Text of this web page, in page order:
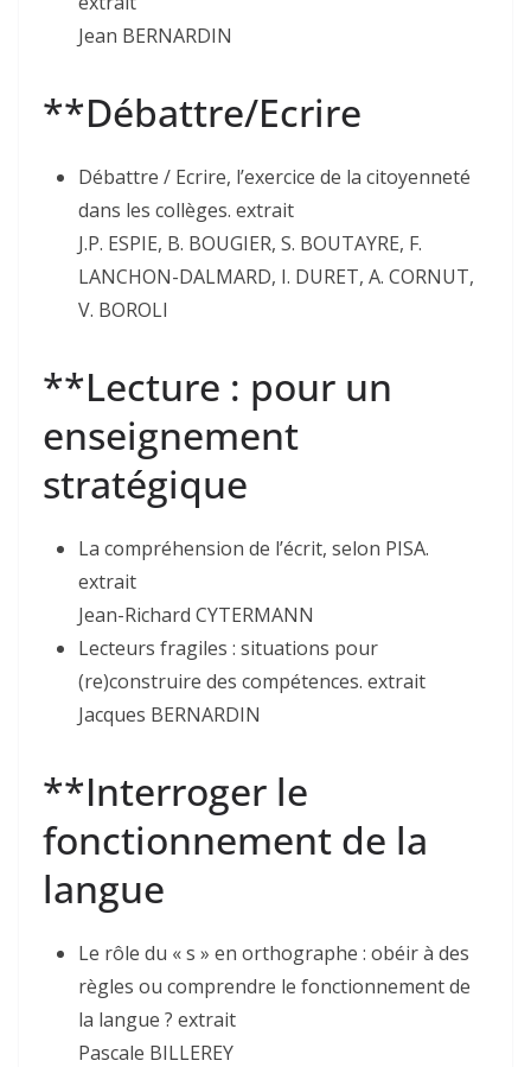
Jean BERNARDIN
**Débattre/Ecrire
Débattre / Ecrire, l’exercice de la citoyenneté
dans les collèges. extrait
J.P. ESPIE, B. BOUGIER, S. BOUTAYRE, F.
LANCHON-DALMARD, I. DURET, A. CORNUT,
V. BOROLI
**Lecture : pour un
enseignement
stratégique
La compréhension de l’écrit, selon PISA.
extrait
Jean-Richard CYTERMANN
Lecteurs fragiles : situations pour
(re)construire des compétences. extrait
Jacques BERNARDIN
**Interroger le
fonctionnement de la
langue
Le rôle du « s » en orthographe : obéir à des
règles ou comprendre le fonctionnement de
la langue ? extrait
Pascale BILLEREY